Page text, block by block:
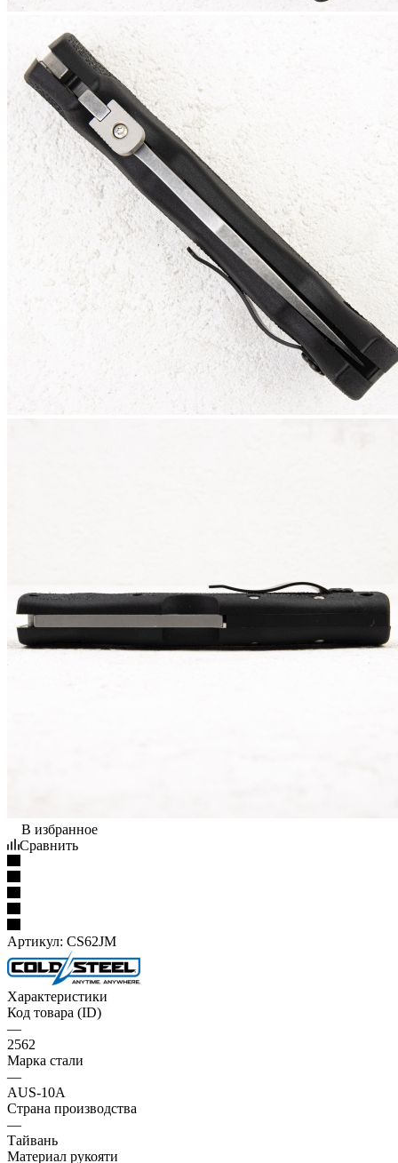
В избранное
Сравнить
Артикул: CS62JM
Характеристики
Код товара (ID)
—
2562
Марка стали
—
AUS-10A
Страна производства
—
Тайвань
Материал рукояти